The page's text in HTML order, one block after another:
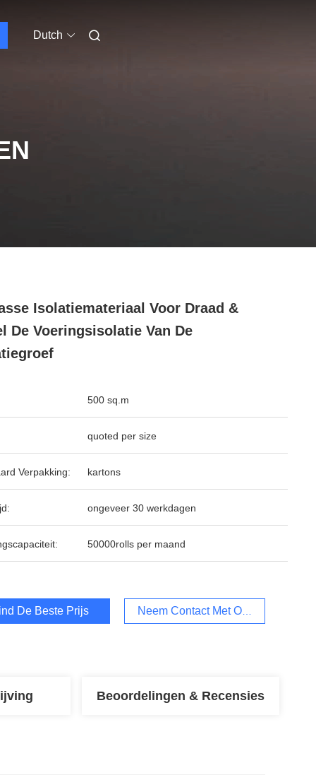
Dutch
Isolatiemateriaal Voor Draad &
De Voeringsisolatie Van De
500 sq.m
quoted per size
Verpakking: kartons
ongeveer 30 werkdagen
50000rolls per maand
De Beste Prijs Neem Contact Met Ons Op
Beoordelingen & Recensies